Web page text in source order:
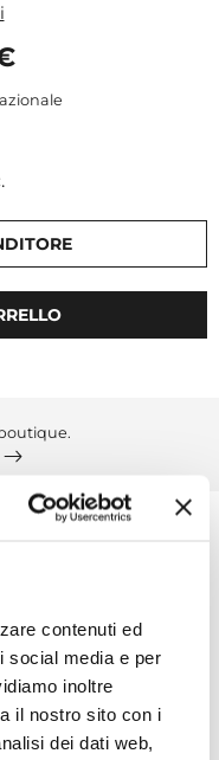
contenuti ed
social media e per
inoltre
il nostro sito con i
dei dati web,
MB220339, è ideale
in pelle
e